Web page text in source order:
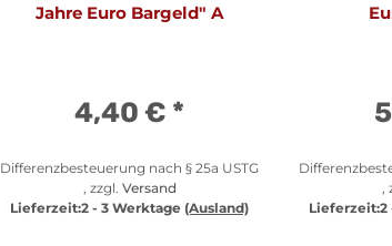
Jahre Euro Bargeld" A
4,40 € *
Differenzbesteuerung nach § 25a USTG
, zzgl. Versand
Lieferzeit:2 - 3 Werktage (Ausland)
Lieferzeit:2